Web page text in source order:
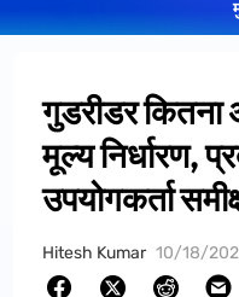
गुडरीडर
मूल्य निर्धारण,
उपयोगकर्ता
Hitesh Kumar 10/18/